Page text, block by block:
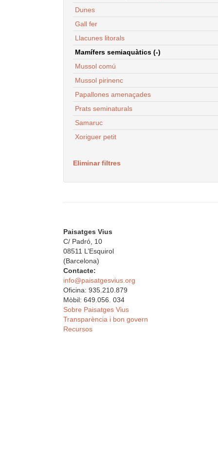
Dunes
Gall fer
Llacunes litorals
Mamífers semiaquàtics (-)
Mussol comú
Mussol pirinenc
Papallones amenaçades
Prats seminaturals
Samaruc
Xoriguer petit
Eliminar filtres
Paisatges Vius
C/ Padró, 10
08511 L’Esquirol
(Barcelona)
Contacte:
info@paisatgesvius.org
Oficina: 935.210.879
Mòbil: 649.056. 034
Sobre Paisatges Vius
Transparència i bon govern
Recursos